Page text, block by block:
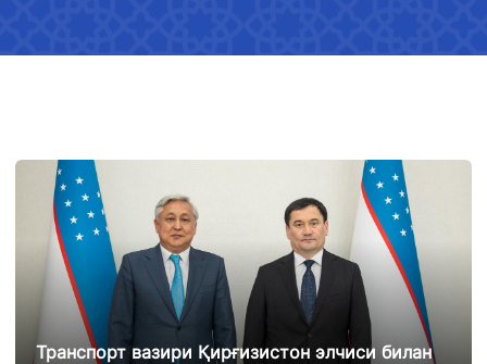
Транспорт вазири Қирғизистон элчиси билан